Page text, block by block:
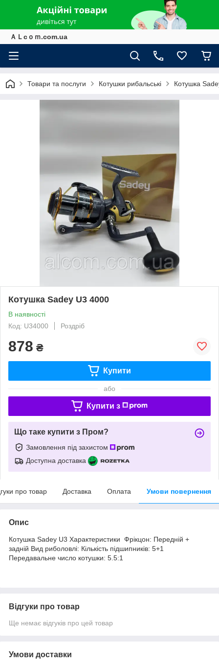
ＡＬcｏｍ.com.ua
Товари та послуги Котушки рибальські Котушка
Котушка Sadey U3 4000
В наявності
Код: U34000
Роздріб
878 ₴
Купити
або
Купити з
Що таке купити з Пром?
Замовлення під захистом
Доступна доставка
про товар Доставка Оплата Умови повернення
Опис
Котушка Sadey U3 Характеристики Фрікцон: Передній +
задній Вид риболовлі: Кількість підшипників: 5+1
Передавальне число котушки: 5.5:1
Відгуки про товар
Ще немає відгуків про цей товар
Умови доставки